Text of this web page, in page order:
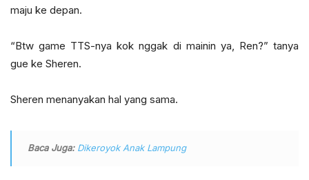
maju ke depan.
“Btw game TTS-nya kok nggak di mainin ya, Ren?” tanya
gue ke Sheren.
Sheren menanyakan hal yang sama.
Baca Juga: Dikeroyok Anak Lampung